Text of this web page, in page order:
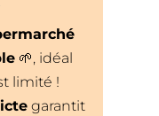
🌱, idéal
limité !
garantit